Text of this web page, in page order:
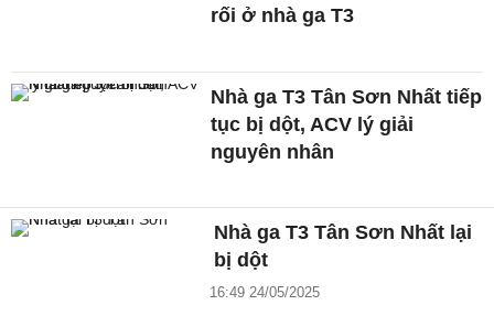
rối ở nhà ga T3
Nhà ga T3 Tân Sơn Nhất tiếp
tục bị dột, ACV lý giải
nguyên nhân
Nhà ga T3 Tân Sơn Nhất lại
bị dột
16:49 24/05/2025